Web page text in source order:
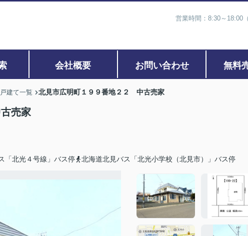
営業時間：8:30～18:00
会社概要 お問い合わせ 無料
建て一覧 北見市広明町１９９番地２２ 中古売家
古売家
「北光４号線」バス停 北海道北見バス「北光小学校（北見市）」バス停